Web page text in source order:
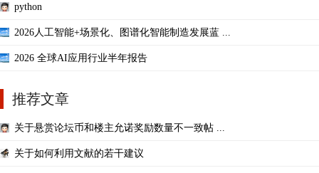
python
2026人工智能+场景化、图谱化智能制造发展蓝 ...
2026 全球AI应用行业半年报告
推荐文章
关于悬赏论坛币和楼主允诺奖励数量不一致帖 ...
关于如何利用文献的若干建议